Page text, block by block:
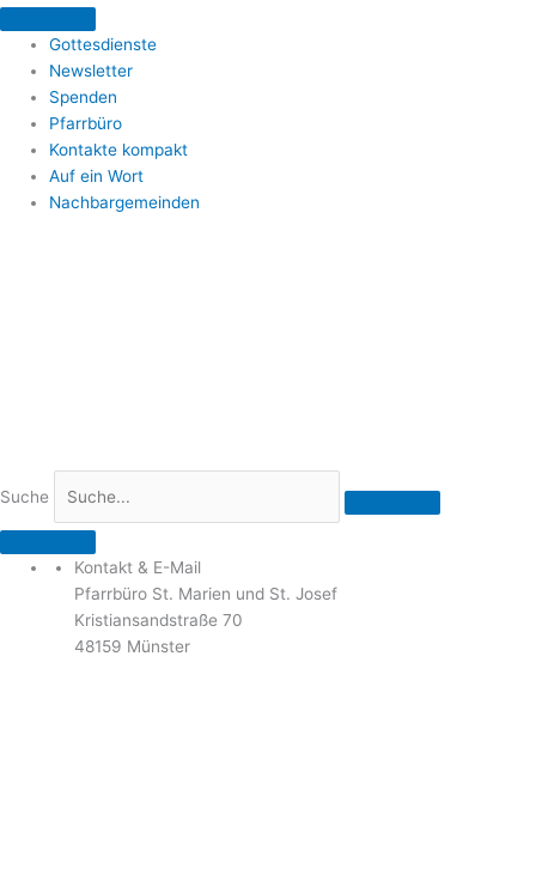
Zum
springen
Gottesdienste
Newsletter
Spenden
Pfarrbüro
Kontakte kompakt
Auf ein Wort
Nachbargemeinden
Suche
Kontakt & E-Mail
Pfarrbüro St. Marien und St. Josef
Kristiansandstraße 70
48159 Münster